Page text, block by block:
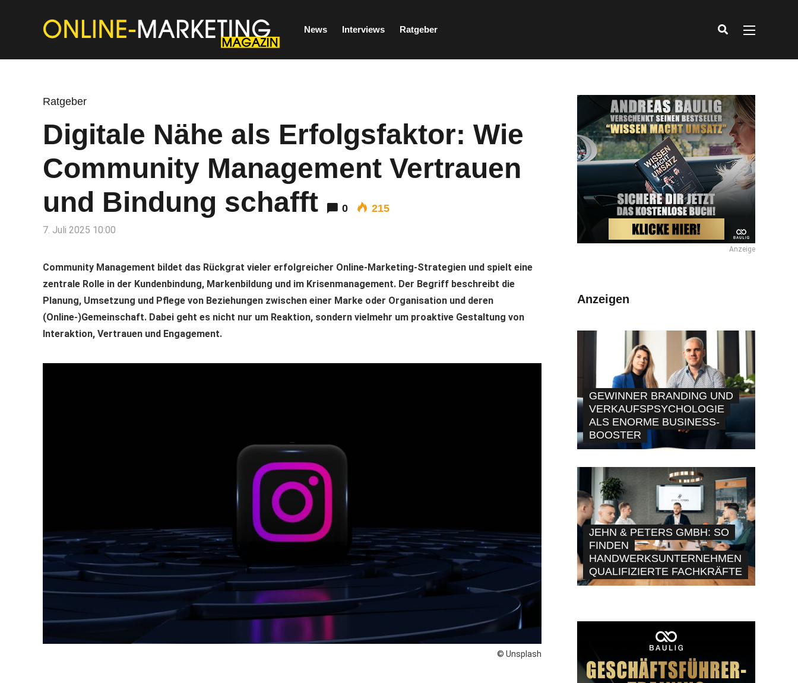
News Interviews Ratgeber
Ratgeber
Digitale Nähe als Erfolgsfaktor: Wie
Community Management Vertrauen
und Bindung schafft
0 215
7. Juli 2025 10:00
Community Management bildet das Rückgrat vieler erfolgreicher Online-Marketing-Strategien und spielt eine
zentrale Rolle in der Kundenbindung, Markenbildung und im Krisenmanagement. Der Begriff beschreibt die
Planung, Umsetzung und Pflege von Beziehungen zwischen einer Marke oder Organisation und deren
(Online-)Gemeinschaft. Dabei geht es nicht nur um Reaktion, sondern vielmehr um proaktive Gestaltung von
Interaktion, Vertrauen und Engagement.
© Unsplash
Anzeige
Anzeigen
GEWINNER BRANDING UND
VERKAUFSPSYCHOLOGIE
ALS ENORME BUSINESS-
BOOSTER
JEHN & PETERS GMBH: SO
FINDEN
HANDWERKSUNTERNEHMEN
QUALIFIZIERTE FACHKRÄFTE